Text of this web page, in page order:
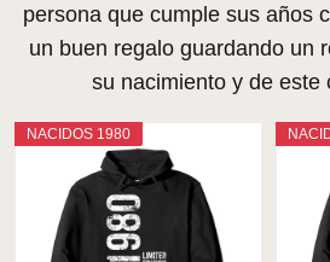
persona que cumple sus años
un buen regalo guardando un
su nacimiento y de este
NACIDOS 1980